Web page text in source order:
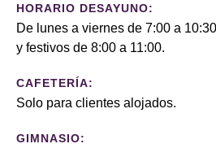
HORARIO DESAYUNO:
De lunes a viernes de 7:00 a
y festivos de 8:00 a 11:00.
CAFETERÍA:
Solo para clientes alojados.
GIMNASIO: